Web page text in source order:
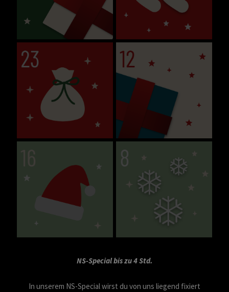
NS-Special bis zu 4 Std.
In unserem NS-Special wirst du von uns liegend fixiert